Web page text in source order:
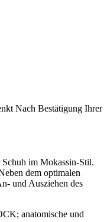
Nach Bestätigung Ihrer
im Mokassin-Stil.
dem optimalen
und Ausziehen des
anatomische und